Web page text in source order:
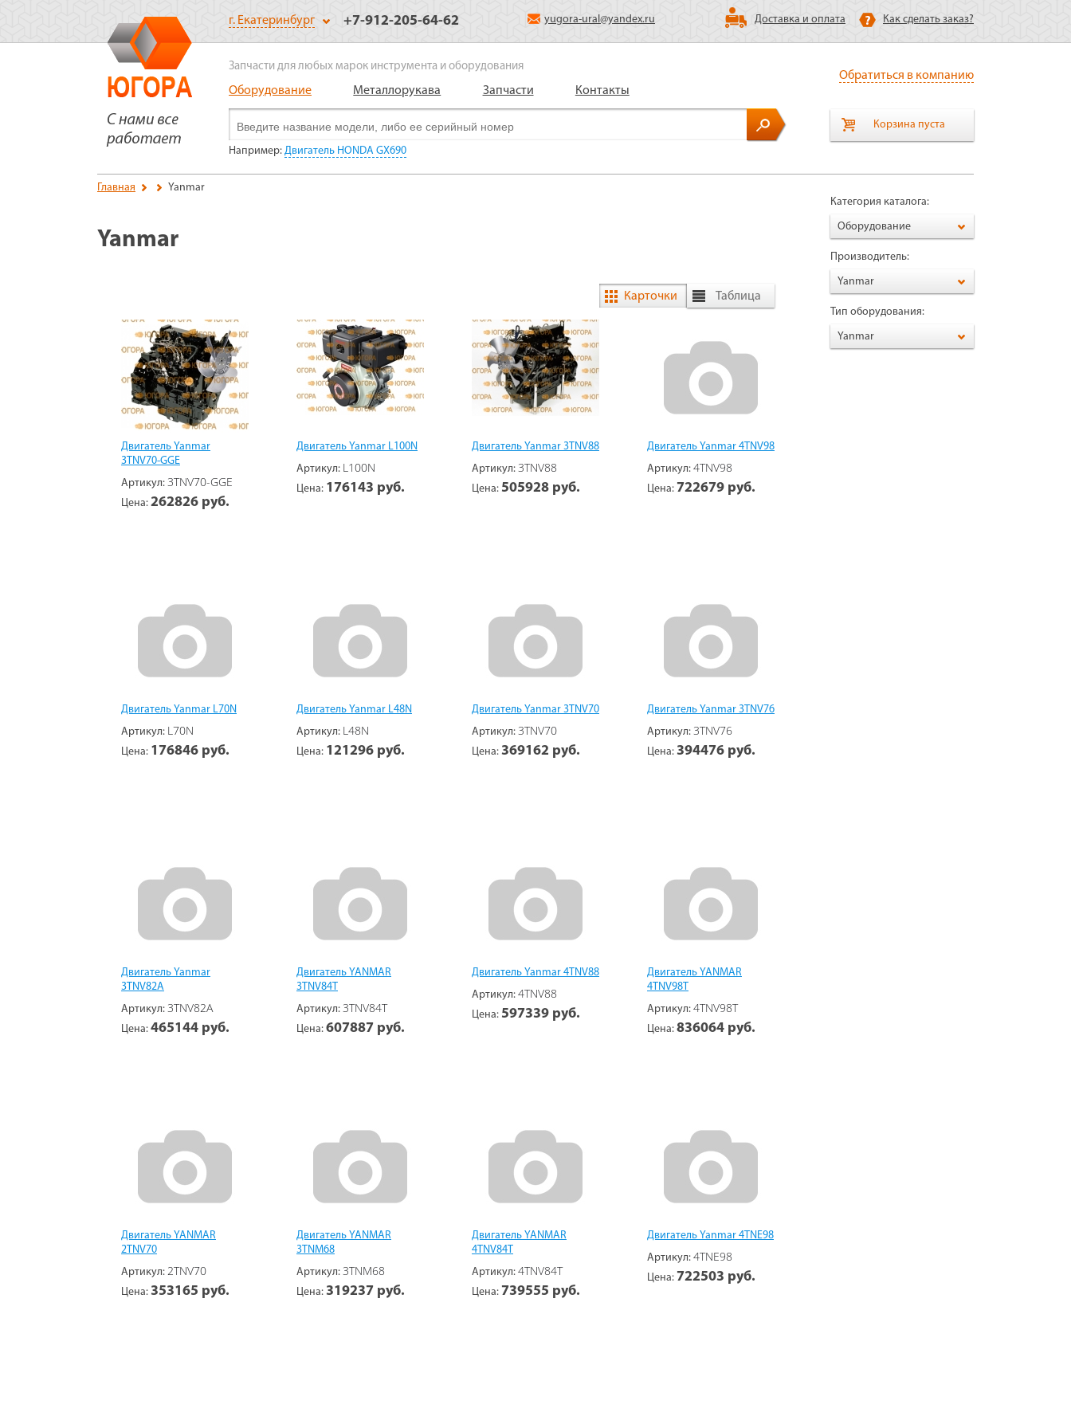
г. Екатеринбург +7-912-205-64-62 yugora-ural@yandex.ru Доставка и оплата Как сделать заказ?
Запчасти для любых марок инструмента и оборудования
Оборудование Металлорукава Запчасти Контакты
Обратиться в компанию
Корзина пуста
Например: Двигатель HONDA GX690
Главная
Yanmar
Категория каталога:
Оборудование
Производитель:
Yanmar
Тип оборудования:
Yanmar
Yanmar
Карточки Таблица
Двигатель Yanmar
3TNV70-GGE
Артикул: 3TNV70-GGE
Цена: 262826 руб.
Двигатель Yanmar L100N
Артикул: L100N
Цена: 176143 руб.
Двигатель Yanmar 3TNV88
Артикул: 3TNV88
Цена: 505928 руб.
Двигатель Yanmar 4TNV98
Артикул: 4TNV98
Цена: 722679 руб.
Двигатель Yanmar L70N
Артикул: L70N
Цена: 176846 руб.
Двигатель Yanmar L48N
Артикул: L48N
Цена: 121296 руб.
Двигатель Yanmar 3TNV70
Артикул: 3TNV70
Цена: 369162 руб.
Двигатель Yanmar 3TNV76
Артикул: 3TNV76
Цена: 394476 руб.
Двигатель Yanmar
3TNV82A
Артикул: 3TNV82A
Цена: 465144 руб.
Двигатель YANMAR
3TNV84T
Артикул: 3TNV84T
Цена: 607887 руб.
Двигатель Yanmar 4TNV88
Артикул: 4TNV88
Цена: 597339 руб.
Двигатель YANMAR
4TNV98T
Артикул: 4TNV98T
Цена: 836064 руб.
Двигатель YANMAR
2TNV70
Артикул: 2TNV70
Цена: 353165 руб.
Двигатель YANMAR
3TNM68
Артикул: 3TNM68
Цена: 319237 руб.
Двигатель YANMAR
4TNV84T
Артикул: 4TNV84T
Цена: 739555 руб.
Двигатель Yanmar 4TNE98
Артикул: 4TNE98
Цена: 722503 руб.